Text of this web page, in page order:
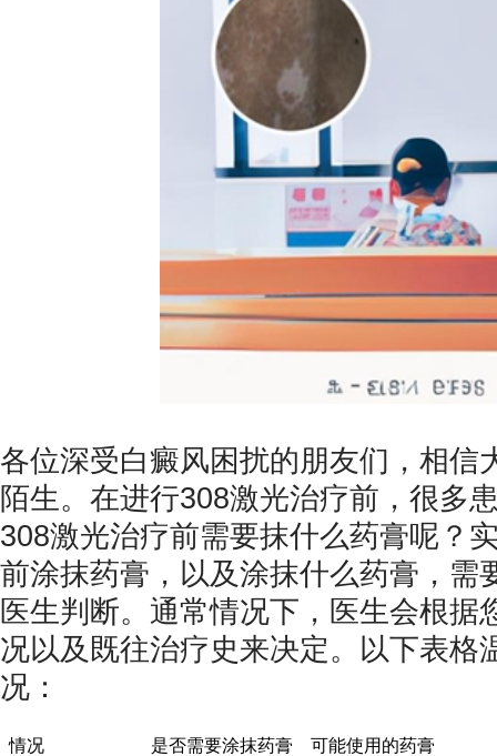
各位深受白癜风困扰的朋友们，相信
陌生。在进行308激光治疗前，很多
308激光治疗前需要抹什么药膏呢？
前涂抹药膏，以及涂抹什么药膏，需
医生判断。通常情况下，医生会根据
况以及既往治疗史来决定。以下表格
况：
情况 是否需要涂抹药膏 可能使用的药膏